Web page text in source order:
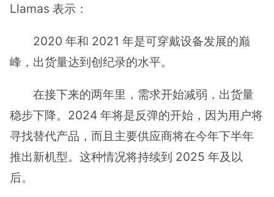
Llamas 表示：
2020 年和 2021 年是可穿戴设备发展的巅
峰，出货量达到创纪录的水平。
在接下来的两年里，需求开始减弱，出货量
稳步下降。2024 年将是反弹的开始，因为用户将
寻找替代产品，而且主要供应商将在今年下半年
推出新机型。这种情况将持续到 2025 年及以
后。